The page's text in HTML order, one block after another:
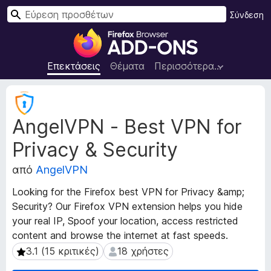
Π
ρ
ό
σ
τ
α
π
γ
ρ
ά
μ
μ
α
Επεκτάσεις Θέματα Περισσότερα…
Σύνδεση
Α
AngelVPN - Best VPN for
Privacy & Security
από AngelVPN
Looking for the Firefox best VPN for Privacy &amp;
Security? Our Firefox VPN extension helps you hide
your real IP, Spoof your location, access restricted
content and browse the internet at fast speeds.
3.1 (15 κριτικές)
3.1 (15 κριτικές) 18 χρήστες
18 χρήστες
Μ
ε
τ
α
δ
ε
δ
ο
μ
έ
ν
α
ε
π